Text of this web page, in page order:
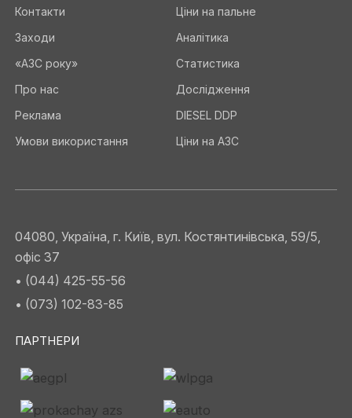
Контакти
Заходи
«АЗС року»
Про нас
Реклама
Умови використання
Ціни на пальне
Аналітика
Статистика
Дослідження
DIESEL DDP
Ціни на АЗС
04080, Україна, г. Київ, вул. Костянтинівська, 59/5,
офіс 37
• (044) 425-55-56
• (073) 102-83-85
ПАРТНЕРИ